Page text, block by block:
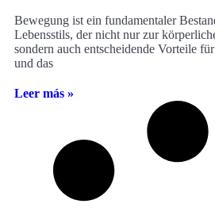
Bewegung ist ein fundamentaler
Lebensstils, der nicht nur zur
sondern auch entscheidende Vorteile
und das
Leer más »